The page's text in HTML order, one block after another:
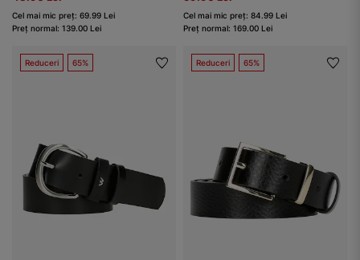
Cel mai mic preț: 69.99 Lei
Preț normal: 139.00 Lei
Cel mai mic preț: 84.99 Lei
Preț normal: 169.00 Lei
Reduceri 65% Reduceri 65%